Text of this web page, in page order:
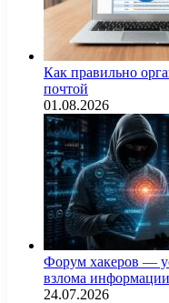
Как правильно
почтой
01.08.2026
Форум хакеров —
взлома информации
24.07.2026